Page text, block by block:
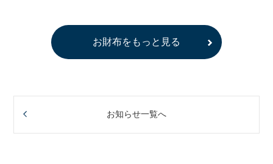
お財布をもっと見る
お知らせ一覧へ